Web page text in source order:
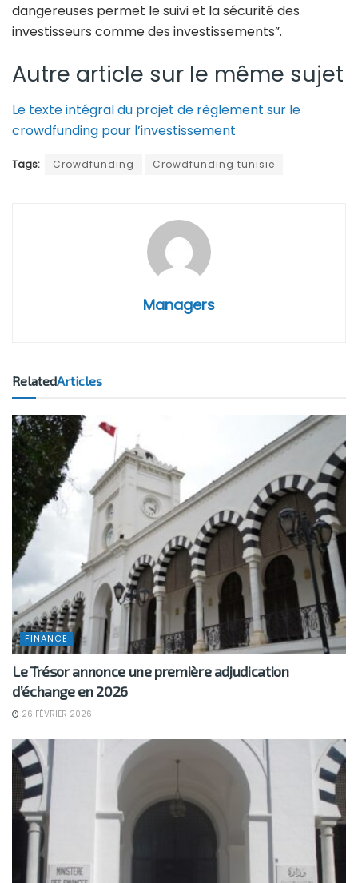
dangereuses permet le suivi et la sécurité des
investisseurs comme des investissements”.
Autre article sur le même sujet
Le texte intégral du projet de règlement sur le
crowdfunding pour l’investissement
Tags: Crowdfunding Crowdfunding tunisie
Managers
RelatedArticles
FINANCE
Le Trésor annonce une première adjudication
d’échange en 2026
26 FÉVRIER 2026